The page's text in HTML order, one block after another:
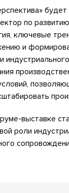
будет
по
ключевые
и
выставке
роли